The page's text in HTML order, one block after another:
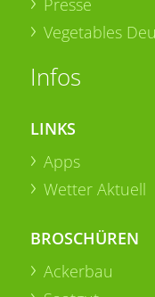
Presse
Vegetables
Infos
LINKS
Apps
Wetter Aktuell
BROSCHÜREN
Ackerbau